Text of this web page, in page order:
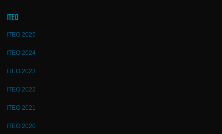
ITEO
ITEO 2025
ITEO 2024
ITEO 2023
ITEO 2022
ITEO 2021
ITEO 2020